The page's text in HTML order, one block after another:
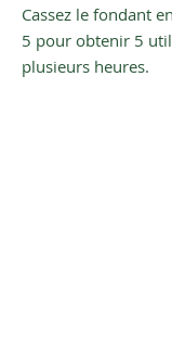
Cassez le fondant en
5 pour obtenir 5
plusieurs heures.